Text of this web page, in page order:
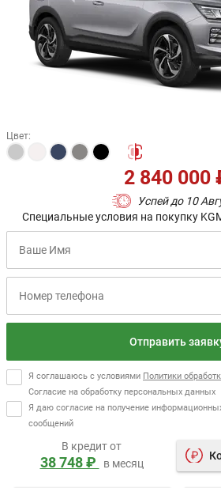
Цвет:
Успей до 10
2 840 000
Специальные условия на покупку
Отправить
Я соглашаюсь с условиями Политики
Согласие на обработку персональных данных
Я даю согласие на получение
сообщений
В кредит от
38 748 ₽ в месяц